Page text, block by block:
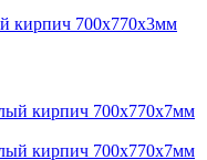
кирпич 700x770x3мм